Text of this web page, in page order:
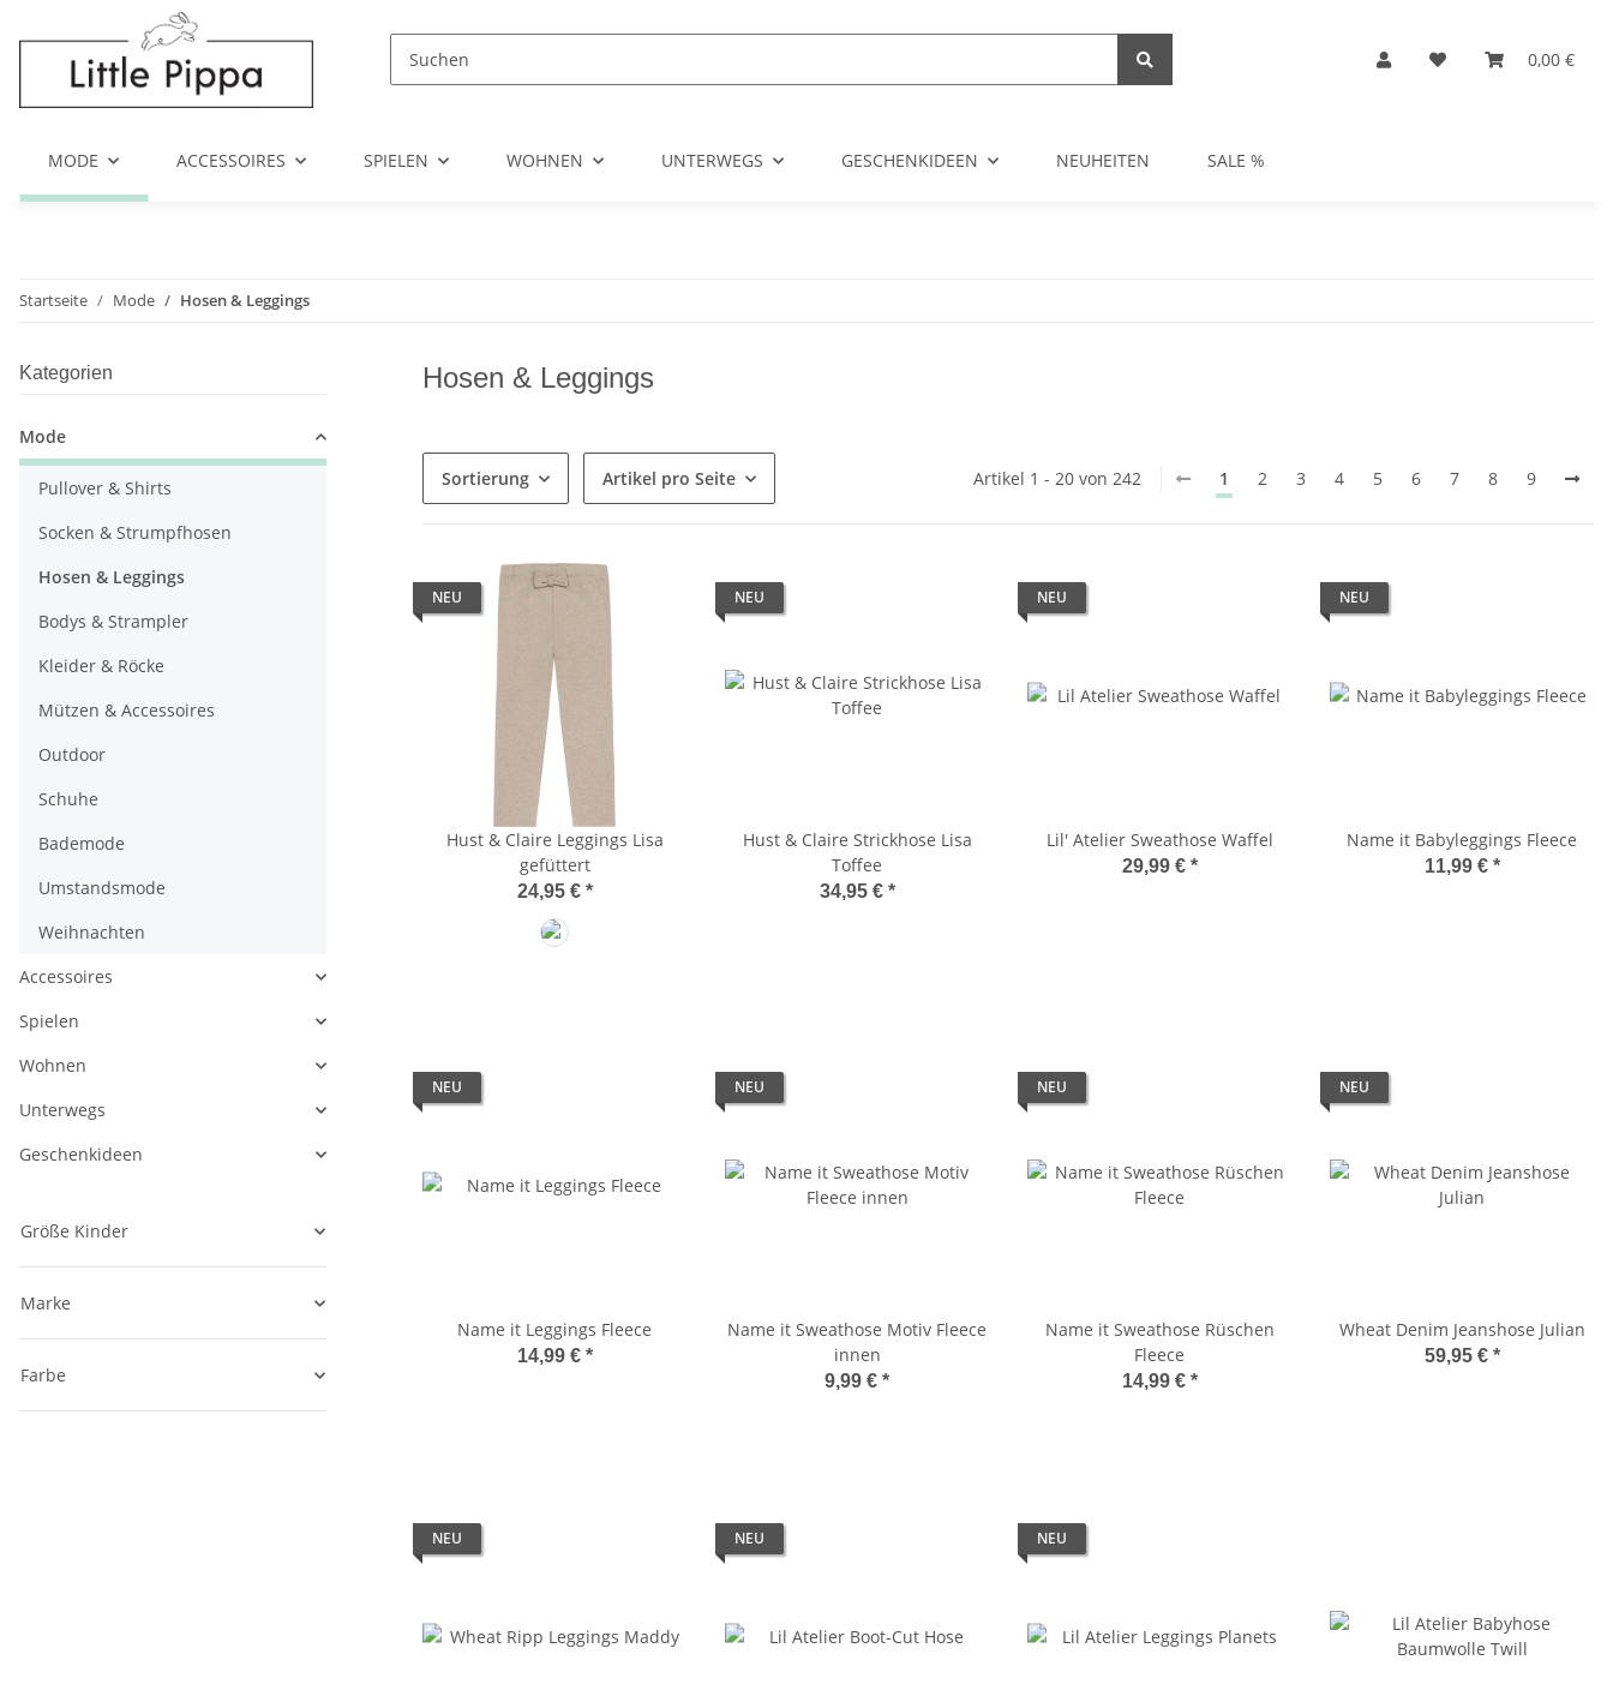
Zum Hauptinhalt springen
0,00 €
MODE ACCESSOIRES SPIELEN WOHNEN UNTERWEGS GESCHENKIDEEN NEUHEITEN SALE %
Startseite Mode Hosen & Leggings
Hosen & Leggings
Sortierung Artikel pro Seite Artikel 1 - 20 von 242 1 2 3 4 5 6 7 8 9
NEU
Hust & Claire Leggings Lisa
gefüttert
24,95 € *
NEU
Hust & Claire Strickhose Lisa
Toffee
34,95 € *
NEU
Lil' Atelier Sweathose Waffel
29,99 € *
NEU
Name it Babyleggings Fleece
11,99 € *
NEU
Name it Leggings Fleece
14,99 € *
NEU
Name it Sweathose Motiv Fleece
innen
9,99 € *
NEU
Name it Sweathose Rüschen
Fleece
14,99 € *
NEU
Wheat Denim Jeanshose Julian
59,95 € *
NEU NEU NEU
Kategorien
Mode
Pullover & Shirts
Socken & Strumpfhosen
Hosen & Leggings
Bodys & Strampler
Kleider & Röcke
Mützen & Accessoires
Outdoor
Schuhe
Bademode
Umstandsmode
Weihnachten
Accessoires
Spielen
Wohnen
Unterwegs
Geschenkideen
Größe Kinder
Marke
Farbe